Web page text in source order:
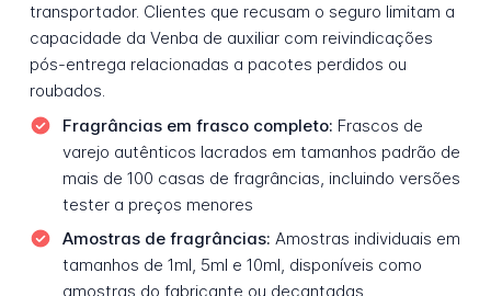
transportador. Clientes que recusam o seguro limitam a
capacidade da Venba de auxiliar com reivindicações
pós-entrega relacionadas a pacotes perdidos ou
roubados.
Fragrâncias em frasco completo: Frascos de
varejo autênticos lacrados em tamanhos padrão de
mais de 100 casas de fragrâncias, incluindo versões
tester a preços menores
Amostras de fragrâncias: Amostras individuais em
tamanhos de 1ml, 5ml e 10ml, disponíveis como
amostras do fabricante ou decantadas